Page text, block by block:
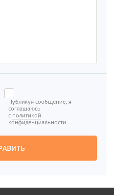
Публикуя сообщение, я
соглашаюсь
с политикой
конфиденциальности